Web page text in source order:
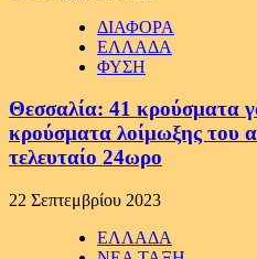
ΔΙΑΦΟΡΑ
ΕΛΛΑΔΑ
ΦΥΣΗ
Θεσσαλία: 41 κρούσματα
κρούσματα λοίμωξης του
τελευταίο 24ωρο
22 Σεπτεμβρίου 2023
ΕΛΛΑΔΑ